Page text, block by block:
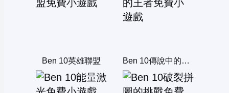
Ben 10英雄聯盟 Ben 10傳說中的王者